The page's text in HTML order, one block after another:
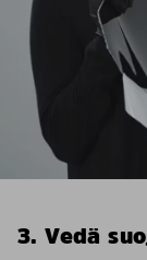
3. Vedä